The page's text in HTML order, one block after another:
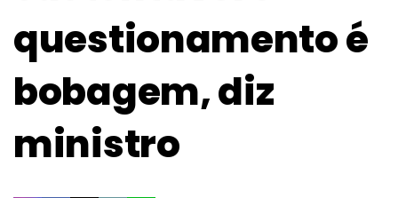
questionamento é
bobagem, diz
ministro